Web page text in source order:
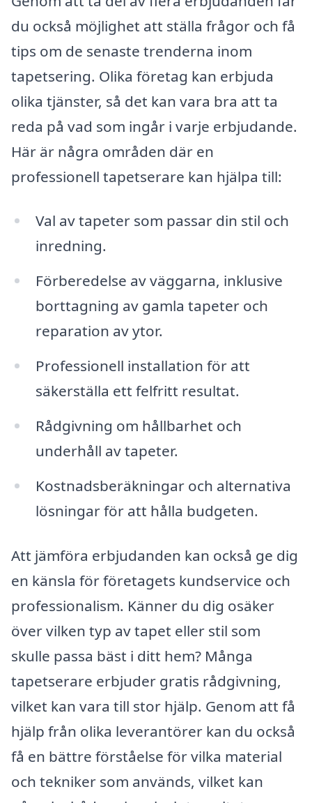
du också möjlighet att ställa frågor och få
tips om de senaste trenderna inom
tapetsering. Olika företag kan erbjuda
olika tjänster, så det kan vara bra att ta
reda på vad som ingår i varje erbjudande.
Här är några områden där en
professionell tapetserare kan hjälpa till:
Val av tapeter som passar din stil och
inredning.
Förberedelse av väggarna, inklusive
borttagning av gamla tapeter och
reparation av ytor.
Professionell installation för att
säkerställa ett felfritt resultat.
Rådgivning om hållbarhet och
underhåll av tapeter.
Kostnadsberäkningar och alternativa
lösningar för att hålla budgeten.
Att jämföra erbjudanden kan också ge dig
en känsla för företagets kundservice och
professionalism. Känner du dig osäker
över vilken typ av tapet eller stil som
skulle passa bäst i ditt hem? Många
tapetserare erbjuder gratis rådgivning,
vilket kan vara till stor hjälp. Genom att få
hjälp från olika leverantörer kan du också
få en bättre förståelse för vilka material
och tekniker som används, vilket kan